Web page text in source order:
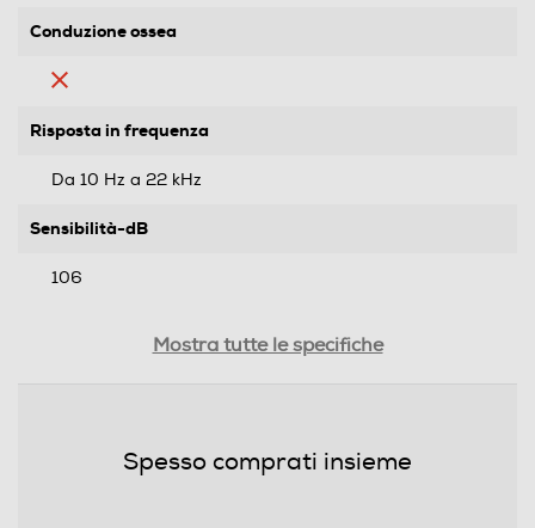
Conduzione ossea
Risposta in frequenza
Da 10 Hz a 22 kHz
Sensibilità-dB
106
Mostra tutte le specifiche
Spesso comprati insieme